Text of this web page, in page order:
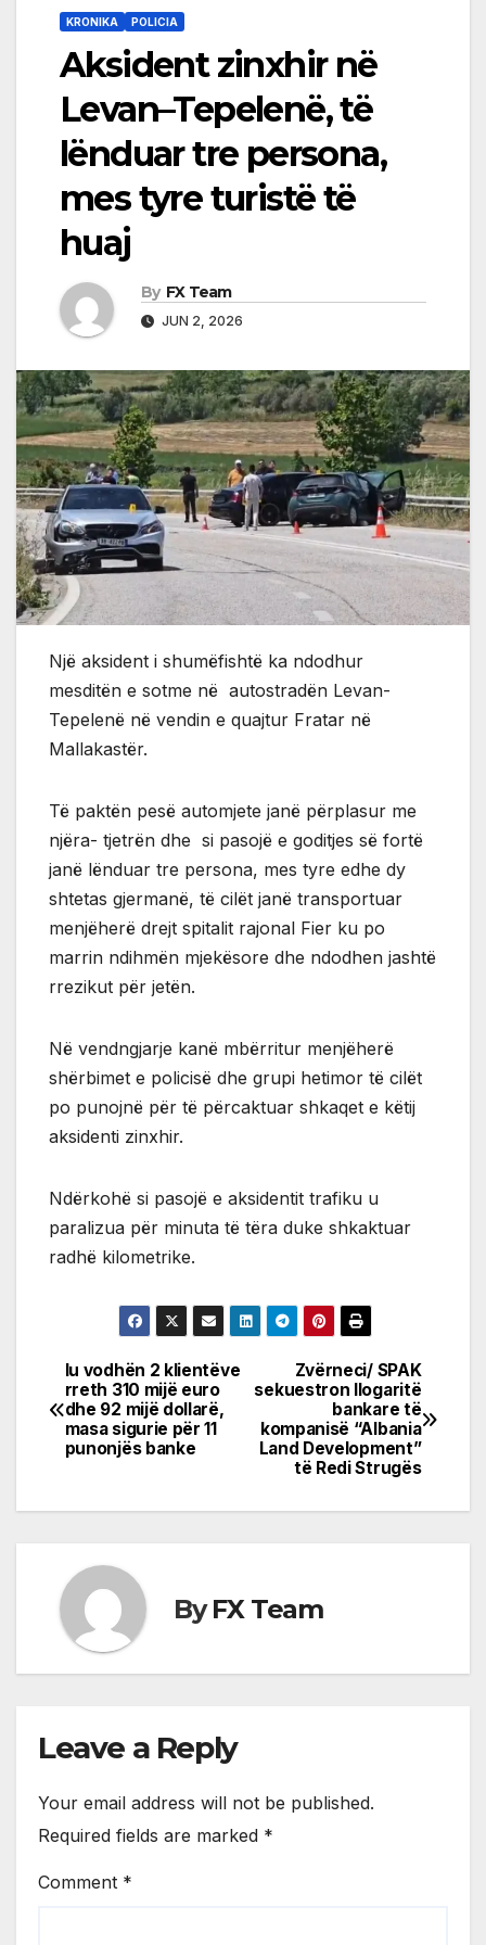
KRONIKA POLICIA
Aksident zinxhir në
Levan–Tepelenë, të
lënduar tre persona,
mes tyre turistë të
huaj
By FX Team
JUN 2, 2026
Një aksident i shumëfishtë ka ndodhur
mesditën e sotme në autostradën Levan-
Tepelenë në vendin e quajtur Fratar në
Mallakastër.
Të paktën pesë automjete janë përplasur me
njëra- tjetrën dhe si pasojë e goditjes së fortë
janë lënduar tre persona, mes tyre edhe dy
shtetas gjermanë, të cilët janë transportuar
menjëherë drejt spitalit rajonal Fier ku po
marrin ndihmën mjekësore dhe ndodhen jashtë
rrezikut për jetën.
Në vendngjarje kanë mbërritur menjëherë
shërbimet e policisë dhe grupi hetimor të cilët
po punojnë për të përcaktuar shkaqet e këtij
aksidenti zinxhir.
Ndërkohë si pasojë e aksidentit trafiku u
paralizua për minuta të tëra duke shkaktuar
radhë kilometrike.
Post
navigation
Zvërneci/ SPAK
sekuestron llogaritë
bankare të
kompanisë “Albania
Land Development”
të Redi Strugës
Iu vodhën 2 klientëve
rreth 310 mijë euro
dhe 92 mijë dollarë,
masa sigurie për 11
punonjës banke
ByFX Team
Leave a Reply
Your email address will not be published.
Required fields are marked *
Comment *